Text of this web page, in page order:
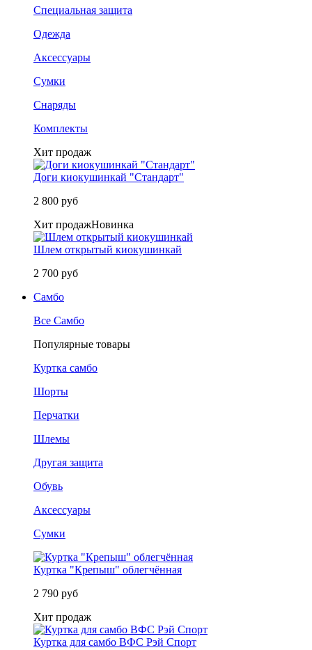
Специальная защита
Одежда
Аксессуары
Сумки
Снаряды
Комплекты
Хит продаж
Доги киокушинкай "Стандарт"
2 800 руб
Хит продажНовинка
Шлем открытый киокушинкай
2 700 руб
Самбо
Все Самбо
Популярные товары
Куртка самбо
Шорты
Перчатки
Шлемы
Другая защита
Обувь
Аксессуары
Сумки
Куртка "Крепыш" облегчённая
2 790 руб
Хит продаж
Куртка для самбо ВФС Рэй Спорт